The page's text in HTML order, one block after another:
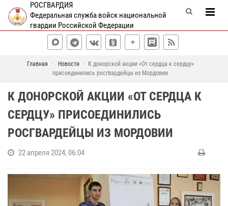
РОСГВАРДИЯ
Федеральная служба войск национальной
гвардии Российской Федерации
Главная Новости
К донорской акции «От сердца к сердцу»
присоединились росгвардейцы из Мордовии
К ДОНОРСКОЙ АКЦИИ «ОТ СЕРДЦА К
СЕРДЦУ» ПРИСОЕДИНИЛИСЬ
РОСГВАРДЕЙЦЫ ИЗ МОРДОВИИ
22 апреля 2024, 06:04